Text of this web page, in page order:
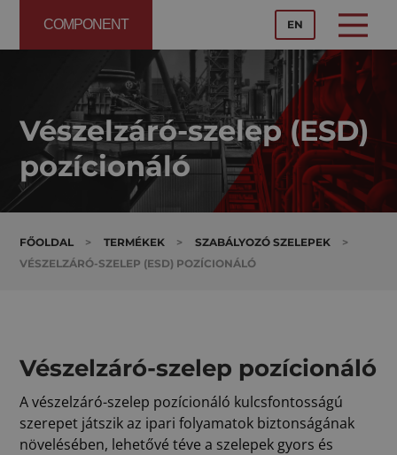
COMPONENT EN
Vészelzáró-szelep (ESD)
pozícionáló
FŐOLDAL > TERMÉKEK > SZABÁLYOZÓ SZELEPEK
>
VÉSZELZÁRÓ-SZELEP (ESD) POZÍCIONÁLÓ
Vészelzáró-szelep pozícionáló
A vészelzáró-szelep pozícionáló kulcsfontosságú
szerepet játszik az ipari folyamatok biztonságának
növelésében, lehetővé téve a szelepek gyors és